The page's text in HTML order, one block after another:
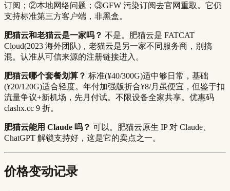
订阅；②本地网络问题；③GFW 污染订阅去官网重取。它仍
支持标准第三方客户端，非黑盒。
肥猫云和老猫云是一家吗？ 不是。肥猫云是 FATCAT
Cloud(2023 海外团队)，老猫云是另一家不同服务商，别搞
混。认准从可信来源的注册链接进入。
肥猫云哪个套餐划算？ 标准(¥40/300G)适中够日常，基础
(¥20/120G)适合轻度。年付加强版折合¥8/月虽便宜，但鉴于扣
流量争议+新机场，先月付试。不限设备全家共享。优惠码
clashx.cc 9 折。
肥猫云能用 Claude 吗？ 可以。肥猫云原生 IP 对 Claude、
ChatGPT 解锁支持好，这是它的卖点之一。
价格变动记录